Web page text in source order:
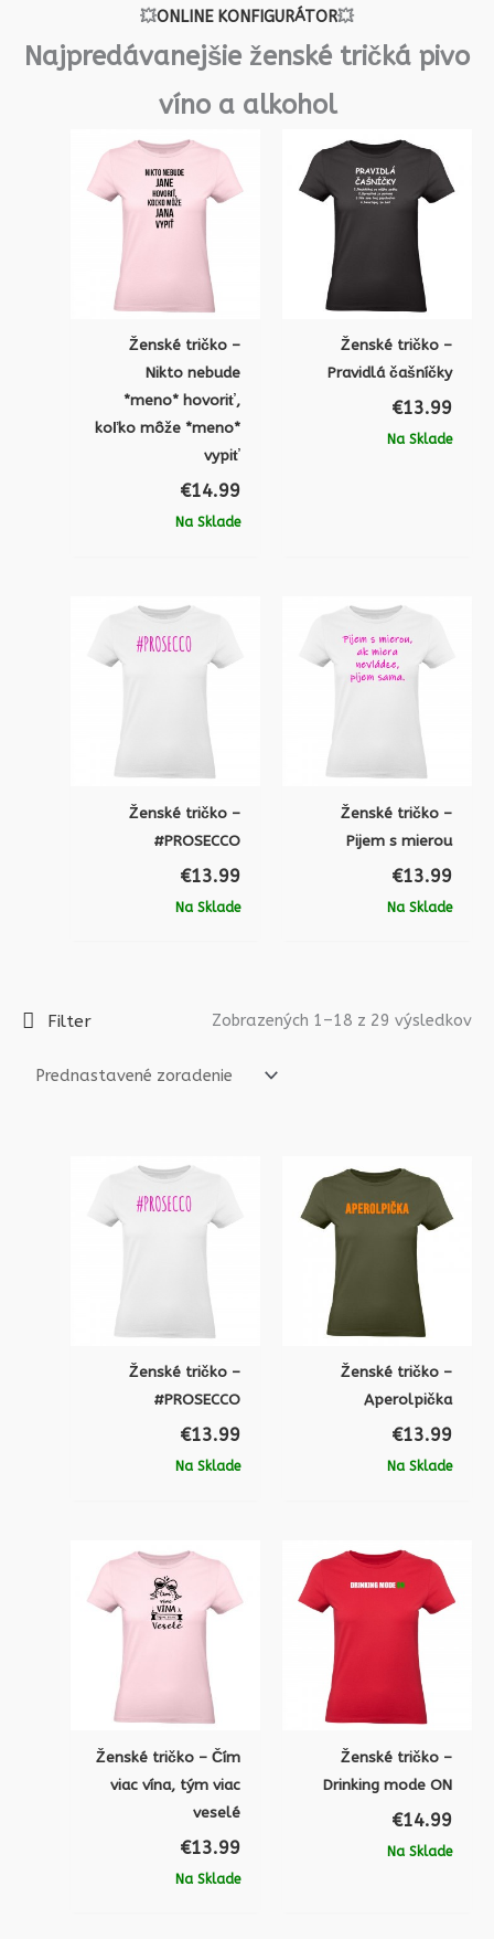
💥ONLINE KONFIGURÁTOR💥
Najpredávanejšie ženské tričká pivo
víno a alkohol
Ženské tričko –
Nikto nebude
*meno* hovoriť,
koľko môže *meno*
vypiť
€14.99
Na Sklade
Ženské tričko –
Pravidlá čašníčky
€13.99
Na Sklade
Ženské tričko –
#PROSECCO
€13.99
Na Sklade
Ženské tričko –
Pijem s mierou
€13.99
Na Sklade
Filter Zobrazených 1–18 z 29 výsledkov
Ženské tričko –
#PROSECCO
€13.99
Na Sklade
Ženské tričko –
Aperolpička
€13.99
Na Sklade
Ženské tričko – Čím
viac vína, tým viac
veselé
€13.99
Na Sklade
Ženské tričko –
Drinking mode ON
€14.99
Na Sklade